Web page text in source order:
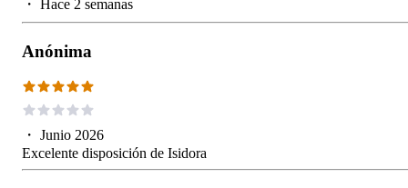
・ Hace 2 semanas
Anónima
・ Junio 2026
Excelente disposición de Isidora